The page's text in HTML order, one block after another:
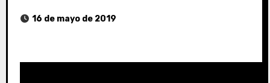
16 de mayo de 2019